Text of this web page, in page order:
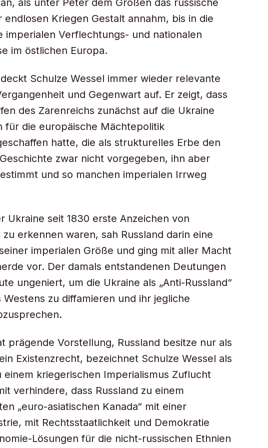
als unter Peter dem Großen das russische
endlosen Kriegen Gestalt annahm, bis in die
imperialen Verflechtungs- und nationalen
im östlichen Europa.
Schulze Wessel immer wieder relevante
und Gegenwart auf. Er zeigt, dass
des Zarenreichs zunächst auf die Ukraine
für die europäische Mächtepolitik
hatte, die als strukturelles Erbe den
zwar nicht vorgegeben, ihn aber
und so manchen imperialen Irrweg
Ukraine seit 1830 erste Anzeichen von
erkennen waren, sah Russland darin eine
imperialen Größe und ging mit aller Macht
vor. Der damals entstandenen Deutungen
ungeniert, um die Ukraine als „Anti-Russland“
zu diffamieren und ihr jegliche
prägende Vorstellung, Russland besitze nur als
Existenzrecht, bezeichnet Schulze Wessel als
einem kriegerischen Imperialismus Zuflucht
verhindere, dass Russland zu einem
„euro-asiatischen Kanada“ mit einer
mit Rechtsstaatlichkeit und Demokratie
Lösungen für die nicht-russischen Ethnien